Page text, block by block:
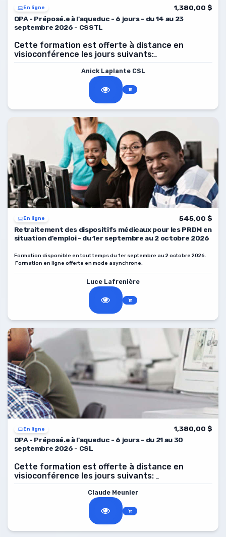
En ligne
1,380,00 $
OPA - Préposé.e à l'aqueduc - 6 jours - du 14 au 23
septembre 2026 - CSSTL
Cette formation est offerte à distance en
visioconférence les jours suivants:
14, 15, 16, 21, 22, 23 septembre2026, de 8 h à 16 h.
Anick Laplante CSL
En ligne
545,00 $
Retraitement des dispositifs médicaux pour les PRDM en
situation d'emploi - du 1er septembre au 2 octobre 2026
Formation disponible en tout temps du 1er septembre au 2 octobre 2026.
Formation en ligne offerte en mode asynchrone.
Luce Lafrenière
En ligne
1,380,00 $
OPA - Préposé.e à l'aqueduc - 6 jours - du 21 au 30
septembre 2026 - CSL
Cette formation est offerte à distance en
visioconférence les jours suivants:
21, 22, 23, 28, 29, 30 septembre2026, de 8 h à 16 h.
Claude Meunier